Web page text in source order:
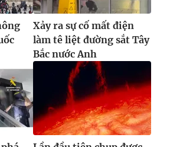
hình thức nếu không có sự chấp
rõ nguồn VTV.vn khi phát hành lại
Xảy ra sự cố mất điện
làm tê liệt đường sắt Tây
Bắc nước Anh